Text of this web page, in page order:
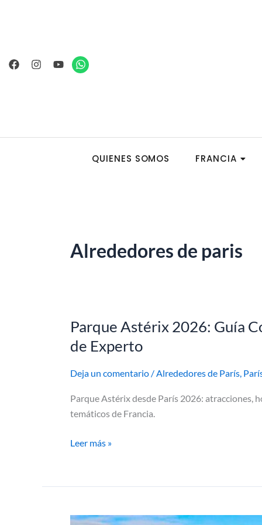
FacebookInstagram
YoutubeWhatsapp
QUIENES SOMOS FRANCIA
Alrededores de paris
Parque Astérix 2026: Guía
de Experto
Deja un comentario /Alrededores de París,
Parque Astérix desde París 2026: atracciones,
temáticos de Francia.
Parque
Astérix
2026:
Guía
para
Planificar
Visita,
de
Leer más »
Provins,